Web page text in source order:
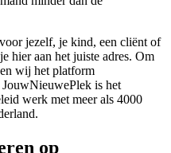
jezelf, je kind, een cliënt of
hier aan het juiste adres. Om
wij het platform
JouwNieuwePlek is het
werk met meer als 4000
op